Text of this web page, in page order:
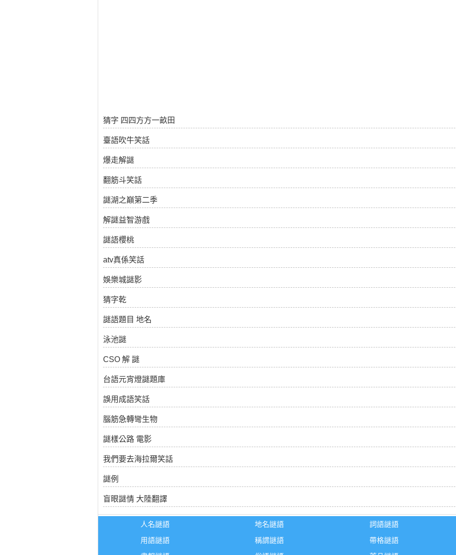
猜字 四四方方一畝田
臺語吹牛笑話
爆走解謎
翻筋斗笑話
謎湖之巔第二季
解謎益智游戲
謎語櫻桃
atv真係笑話
娛樂城謎影
猜字乾
謎語題目 地名
泳池謎
CSO 解 謎
台語元宵燈謎題庫
誤用成語笑話
腦筋急轉彎生物
謎樣公路 電影
我們要去海拉爾笑話
謎例
盲眼謎情 大陸翻譯
人名謎語 地名謎語 詞語謎語
用語謎語
稱謂謎語 帶格謎語